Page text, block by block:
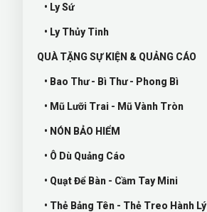
• Ly Sứ
• Ly Thủy Tinh
QUÀ TẶNG SỰ KIỆN & QUẢNG CÁO
• Bao Thư - Bì Thư - Phong Bì
• Mũ Lưỡi Trai - Mũ Vành Tròn
• NÓN BẢO HIỂM
• Ô Dù Quảng Cáo
• Quạt Để Bàn - Cầm Tay Mini
• Thẻ Bảng Tên - Thẻ Treo Hành Lý